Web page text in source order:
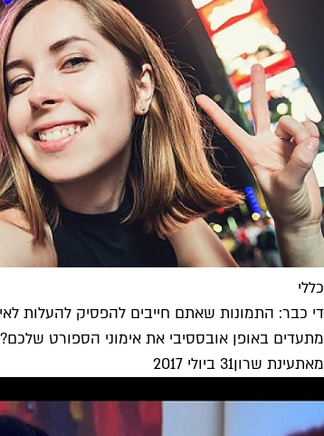
כללי
די כבר: התמונות שאתם חייבים להפסיק להעלות
מתעדים באופן אובססיבי את אימוני הספורט
מאתעינת שרון31 ביולי 2017